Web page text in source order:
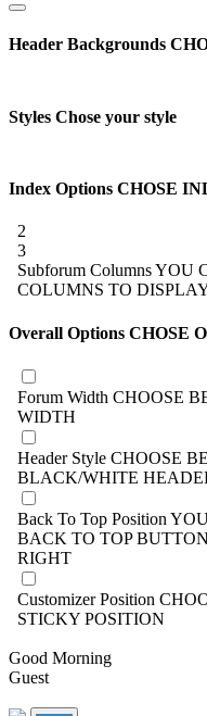
Header Backgrounds
Styles Chose your style
Index Options CHOSE
2
3
Subforum ColumnsYOU
COLUMNS TO
Overall Options CHOSE
Forum Width CHOOSE
WIDTH
Header Style CHOOSE
BLACK/WHITE
Back To Top Position
BACK TO TOP
RIGHT
Customizer Position
STICKY POSITION
Good Morning
Guest